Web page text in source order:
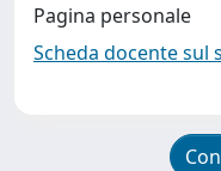
Pagina personale
Scheda docente sul